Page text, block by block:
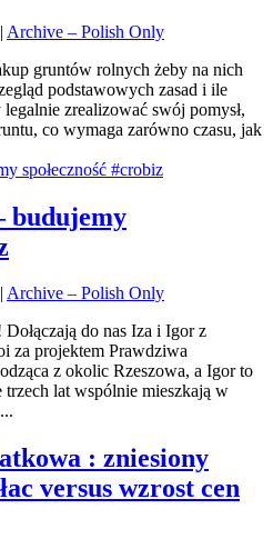
| Archive – Polish Only
gruntów rolnych żeby na nich
podstawowych zasad i ile
zrealizować swój pomysł,
co wymaga zarówno czasu, jak
budujemy
| Archive – Polish Only
do nas Iza i Igor z
za projektem Prawdziwa
z okolic Rzeszowa, a Igor to
lat wspólnie mieszkają w
: zniesiony
versus wzrost cen